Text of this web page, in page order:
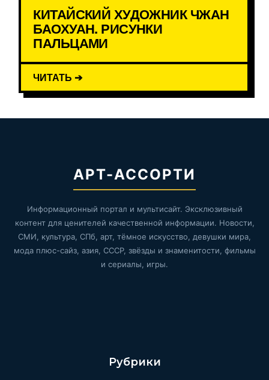
КИТАЙСКИЙ ХУДОЖНИК ЧЖАН
БАОХУАН. РИСУНКИ
ПАЛЬЦАМИ
ЧИТАТЬ ➔
АРТ-АССОРТИ
Информационный портал и мультисайт. Эксклюзивный
контент для ценителей качественной информации. Новости,
СМИ, культура, СПб, арт, тёмное искусство, девушки мира,
мода плюс-сайз, азия, СССР, звёзды и знаменитости, фильмы
и сериалы, игры.
Рубрики